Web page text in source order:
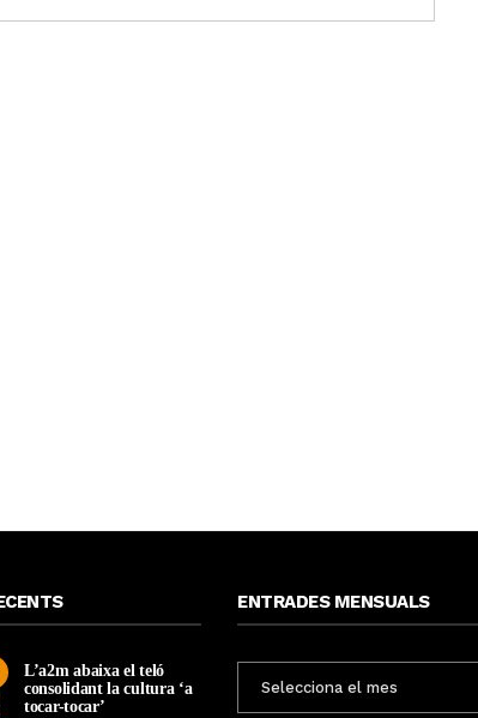
L’a2m abaixa el teló
consolidant la cultura ‘a
tocar-tocar’
ENTRADES MENSUALS
MENSUALS